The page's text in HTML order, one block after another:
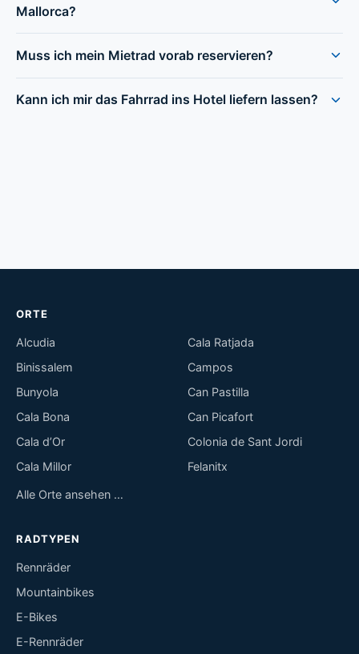
Mallorca?
Muss ich mein Mietrad vorab reservieren?
Kann ich mir das Fahrrad ins Hotel liefern lassen?
ORTE
Alcudia
Binissalem
Bunyola
Cala Bona
Cala d’Or
Cala Millor
Cala Ratjada
Campos
Can Pastilla
Can Picafort
Colonia de Sant Jordi
Felanitx
Alle Orte ansehen …
RADTYPEN
Rennräder
Mountainbikes
E-Bikes
E-Rennräder